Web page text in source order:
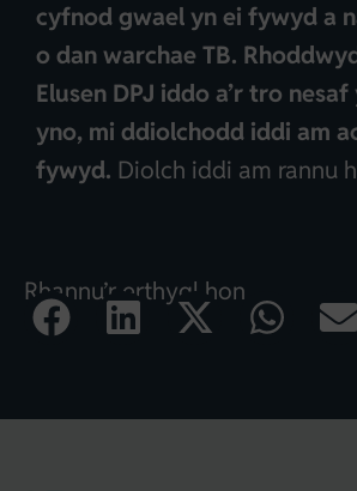
cyfnod gwael yn ei fywyd a
o dan warchae TB.
Elusen DPJ iddo a’r tro
yno, mi ddiolchodd iddi am
fywyd. Diolch iddi am rannu
Rhannu’r erthygl hon